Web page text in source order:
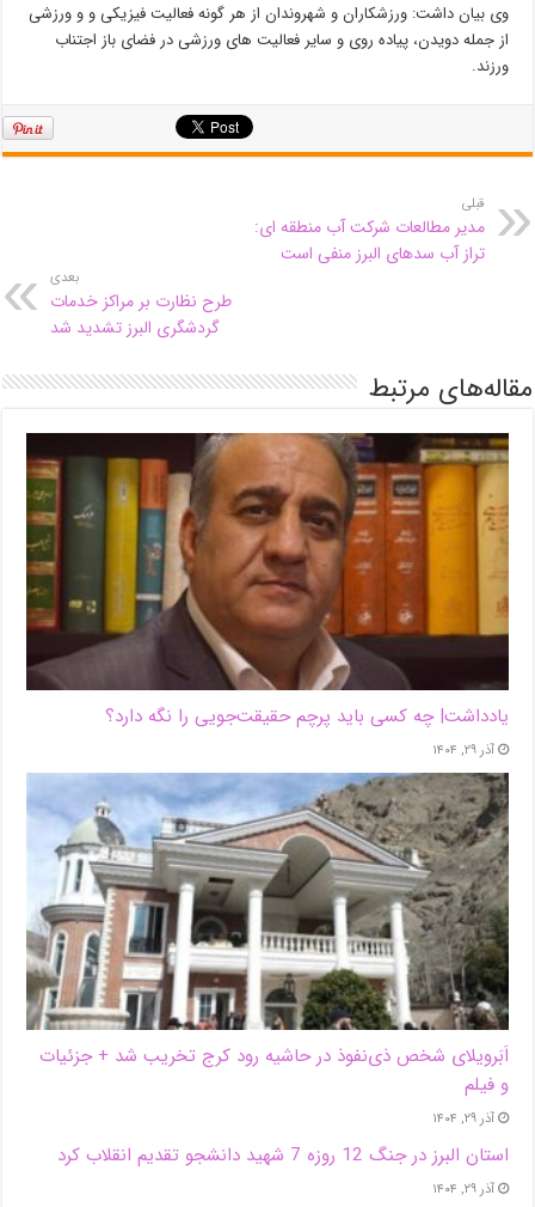
وی بیان داشت: ورزشکاران و شهروندان از هر گونه فعالیت فیزیکی و و ورزشی
از جمله دویدن، پیاده روی و سایر فعالیت های ورزشی در فضای باز اجتناب
ورزند.
قبلی
مدیر مطالعات شرکت آب منطقه ای:
تراز آب سدهای البرز منفی است
بعدی
طرح نظارت بر مراکز خدمات
گردشگری البرز تشدید شد
مقاله‌های مرتبط
یادداشت| ‌چه کسی باید پرچم حقیقت‌جویی را نگه دارد؟
آذر ۲۹, ۱۴۰۴
اَبَر‌ویلای شخص ذی‌نفوذ در حاشیه‌ رود کرج تخریب شد + جزئیات
و فیلم
آذر ۲۹, ۱۴۰۴
استان البرز در جنگ 12 روزه 7 شهید دانشجو تقدیم انقلاب کرد
آذر ۲۹, ۱۴۰۴